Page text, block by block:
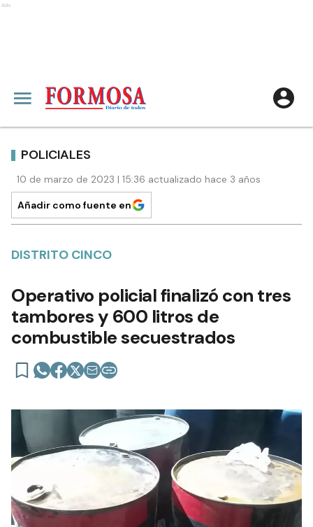
Ads
POLICIALES
10 de marzo de 2023 | 15:36 actualizado hace 3 años
Añadir como fuente en
DISTRITO CINCO
Operativo policial finalizó con tres
tambores y 600 litros de
combustible secuestrados